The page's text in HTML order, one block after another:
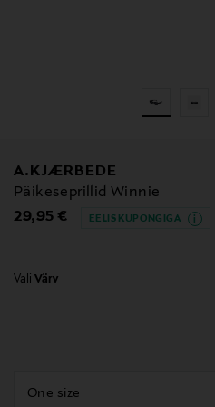
A.KJÆRBEDE
Päikeseprillid Winnie
Original Price
29,95 € EELIS KUPONGIGA
Vali Värv